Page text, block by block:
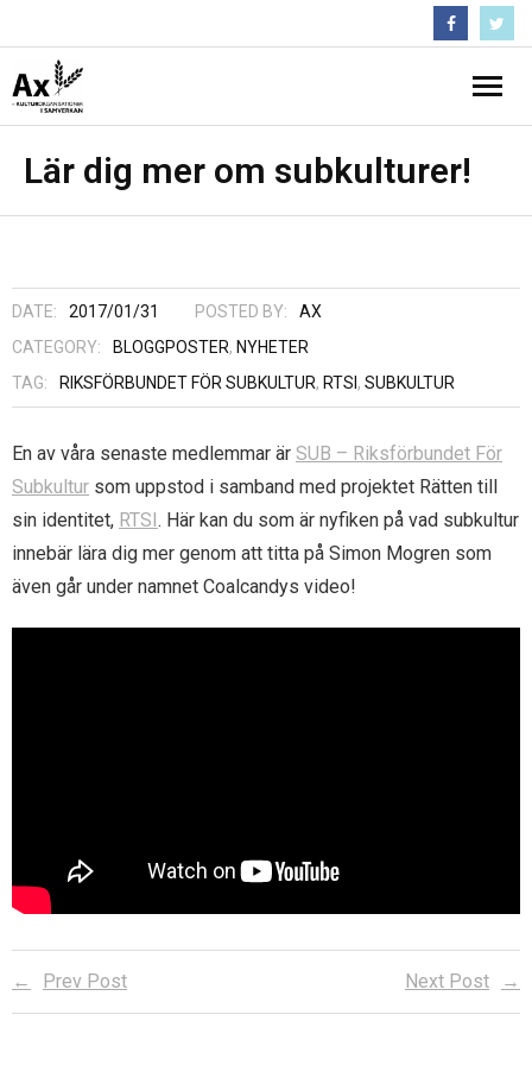
Hem
Nyheter
- Krisstödsprojekt
- En starkare regional närvaro
- Folk och Kultur
- Ax utmärkelser
Om Ax
- Förtroendevalda
- Medlemmar
- Bli medlem
- Samarbeten
Kontakta Ax
Arkiv
Lär dig mer om subkulturer!
DATE: 2017/01/31 POSTED BY:
AX
CATEGORY:
BLOGGPOSTER, NYHETER
TAG:
RIKSFÖRBUNDET FÖR SUBKULTUR, RTSI , SUBKULTUR
En av våra senaste medlemmar är SUB – Riksförbundet För
Subkultur som uppstod i samband med projektet Rätten till
sin identitet, RTSI. Här kan du som är nyfiken på vad subkultur
innebär lära dig mer genom att titta på Simon Mogren som
även går under namnet Coalcandys video!
Prev Post Next Post